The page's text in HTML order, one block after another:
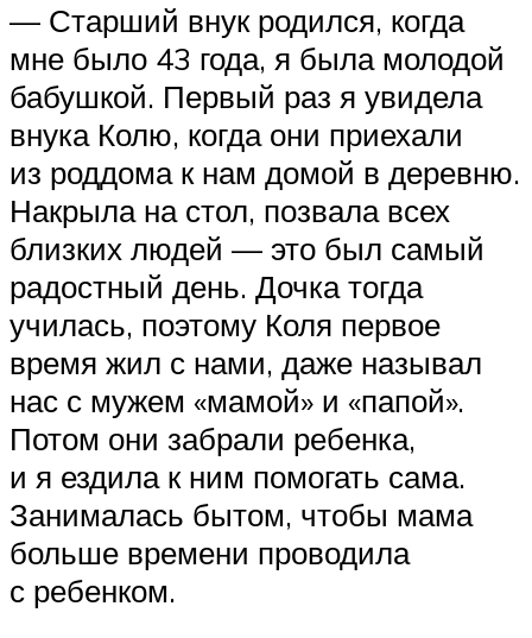
— Старший внук родился, когда
мне было 43 года, я была молодой
бабушкой. Первый раз я увидела
внука Колю, когда они приехали
из роддома к нам домой в деревню.
Накрыла на стол, позвала всех
близких людей — это был самый
радостный день. Дочка тогда
училась, поэтому Коля первое
время жил с нами, даже называл
нас с мужем «мамой» и «папой».
Потом они забрали ребенка,
и я ездила к ним помогать сама.
Занималась бытом, чтобы мама
больше времени проводила
с ребенком.